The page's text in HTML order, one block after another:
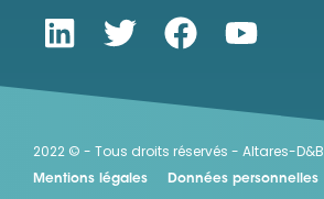
2022 © - Tous droits réservés - Altares-D&B
Mentions légales Données personnelles